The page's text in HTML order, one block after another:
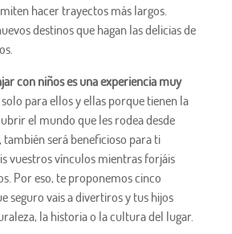
hacer trayectos más largos.
destinos que hagan las delicias de
con niños es una experiencia muy
solo para ellos y ellas porque tienen la
el mundo que les rodea desde
también será beneficioso para ti
vuestros vínculos mientras forjáis
Por eso, te proponemos cinco
seguro vais a divertiros y tus hijos
la historia o la cultura del lugar.